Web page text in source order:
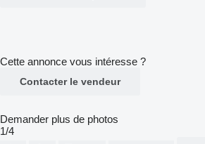
Cette annonce vous intéresse ?
Contacter le vendeur
Demander plus de photos
1/4